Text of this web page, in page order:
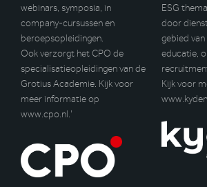
webinars, symposia, in
company-cursussen en
beroepsopleidingen.
Ook verzorgt het CPO de
specialisatieopleidingen van de
Grotius Academie. Kijk voor
meer informatie op
www.cpo.nl.’
ESG
door
gebied
educatie,
Kijk voor